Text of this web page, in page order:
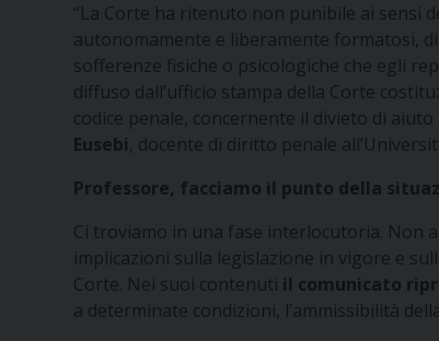
“La Corte ha ritenuto non punibile ai sensi
autonomamente e liberamente formatosi,
sofferenze fisiche o psicologiche che egli
diffuso dall’ufficio stampa della Corte
codice penale, concernente il divieto di
Eusebi , docente di diritto penale
Professore, facciamo il punto della
Ci troviamo in una fase interlocutoria. Non
implicazioni sulla legislazione in vigore e
Corte. Nei suoi contenuti il comunicato
a determinate condizioni, l’ammissibilità